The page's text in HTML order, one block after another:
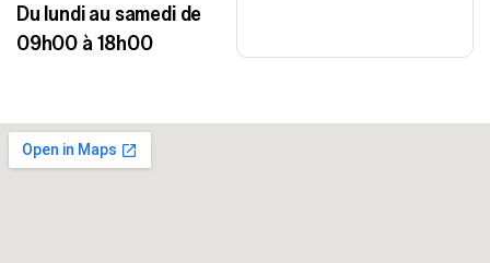
Du lundi au samedi de
09h00 à 18h00